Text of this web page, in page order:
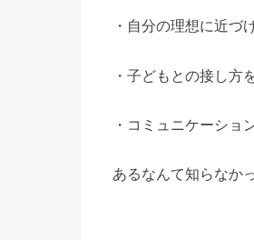
・自分の理想に近づ
・子どもとの接し方
・コミュニケーショ
あるなんて知らなか